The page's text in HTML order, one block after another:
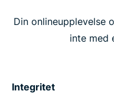
Din onlineupplevelse
inte med
Integritet